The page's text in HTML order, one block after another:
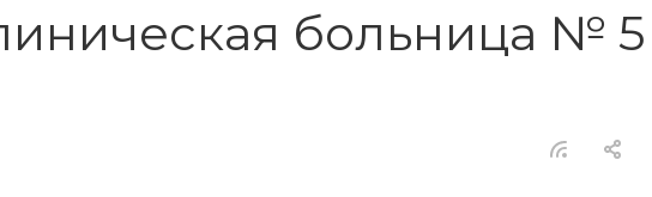
больница № 5